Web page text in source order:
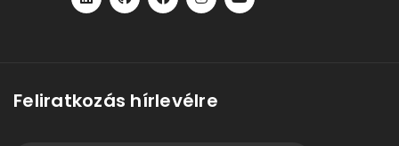
Feliratkozás hírlevélre